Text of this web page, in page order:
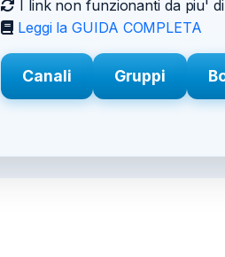
I link non funzionanti da piu'
Leggi la GUIDA COMPLETA
Canali Gruppi